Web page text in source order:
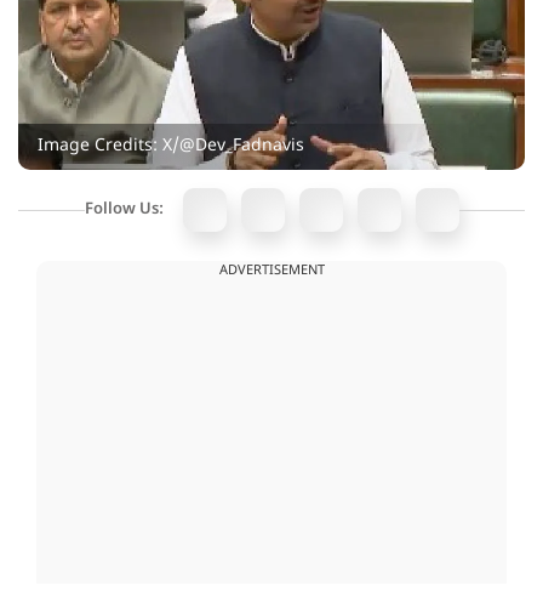
Image Credits: X/@Dev_Fadnavis
Follow Us:
ADVERTISEMENT